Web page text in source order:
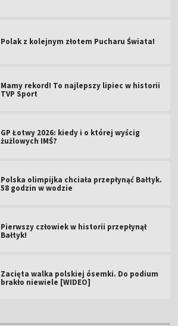
Polak z kolejnym złotem Pucharu Świata!
Mamy rekord! To najlepszy lipiec w historii
TVP Sport
GP Łotwy 2026: kiedy i o której wyścig
żużlowych IMŚ?
Polska olimpijka chciała przepłynąć Bałtyk.
58 godzin w wodzie
Pierwszy człowiek w historii przepłynął
Bałtyk!
Zacięta walka polskiej ósemki. Do podium
brakło niewiele [WIDEO]